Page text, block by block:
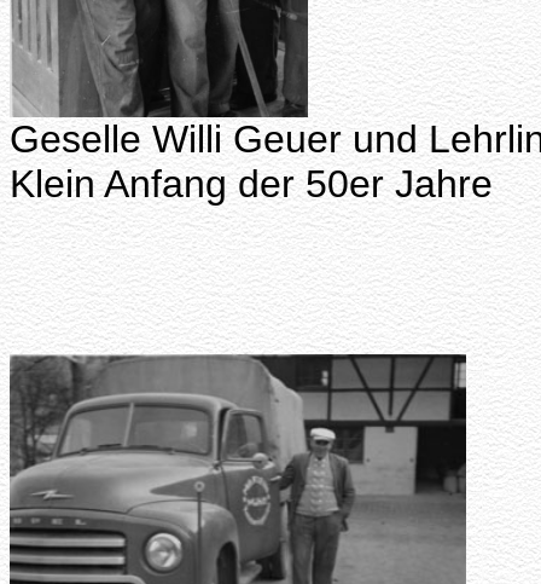
Geselle Willi Geuer und
Klein Anfang der 50er Jahre